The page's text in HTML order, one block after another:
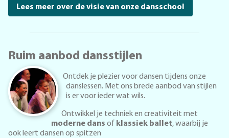
Lees meer over de visie van onze dansschool
Ruim aanbod dansstijlen
Ontdek je plezier voor dansen tijdens onze
danslessen. Met ons brede aanbod van stijlen
is er voor ieder wat wils.
Ontwikkel je techniek en creativiteit met
moderne dans of klassiek ballet, waarbij je
ook leert dansen op spitzen